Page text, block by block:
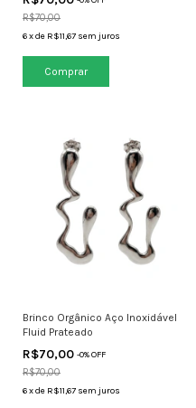
R$70,00
6xde R$11,67 sem juros
Brinco Orgânico Aço Inoxidável
Fluid Prateado
R$70,00 -0% OFF
R$70,00
6xde R$11,67 sem juros